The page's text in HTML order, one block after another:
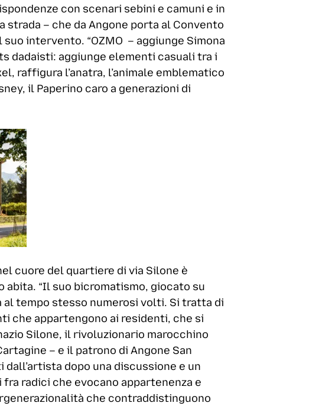
con scenari sebini e camuni e in
– che da Angone porta al Convento
intervento. “OZMO – aggiunge Simona
dadaisti: aggiunge elementi casuali tra i
raffigura l’anatra, l’animale emblematico
il Paperino caro a generazioni di
cuore del quartiere di via Silone è
“Il suo bicromatismo, giocato su
tempo stesso numerosi volti. Si tratta di
che appartengono ai residenti, che si
Silone, il rivoluzionario marocchino
– e il patrono di Angone San
dopo una discussione e un
radici che evocano appartenenza e
che contraddistinguono